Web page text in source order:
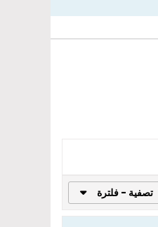
تصفية - فلترة